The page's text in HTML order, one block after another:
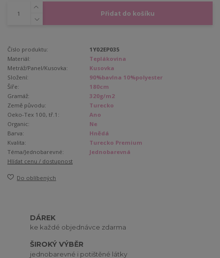
Přidat do košíku
Číslo produktu:
1Y02EP035
Materiál:
Teplákovina
Metráž/Panel/Kusovka:
Kusovka
Složení:
90%bavlna 10%polyester
Šíře:
180cm
Gramáž:
320g/m2
Země původu:
Turecko
Oeko-Tex 100, tř.1:
Ano
Organic:
Ne
Barva:
Hnědá
Kvalita:
Turecko Premium
Téma/Jednobarevné:
Jednobarevná
Hlídat cenu / dostupnost
Do oblíbených
DÁREK
ke každé objednávce zdarma
ŠIROKÝ VÝBĚR
jednobarevné i potištěné látky